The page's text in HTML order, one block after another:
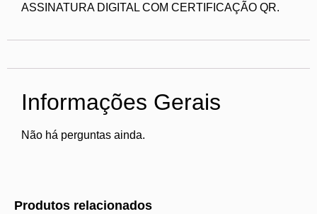
ASSINATURA DIGITAL COM CERTIFICAÇÃO QR.
Informações Gerais
Não há perguntas ainda.
Produtos relacionados